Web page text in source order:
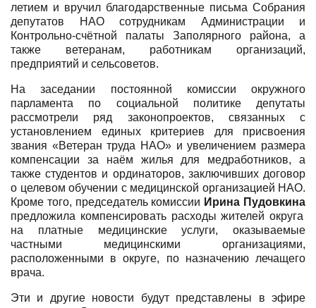
летием и вручил благодарственные письма Собрания
депутатов НАО сотрудникам Администрации и
Контрольно-счётной палаты Заполярного района, а
также ветеранам, работникам организаций,
предприятий и сельсоветов.
На заседании постоянной комиссии окружного
парламента по социальной политике депутаты
рассмотрели ряд законопроектов, связанных с
установлением единых критериев для присвоения
звания «Ветеран труда НАО» и увеличением размера
компенсации за наём жилья для медработников, а
также студентов и ординаторов, заключивших договор
о целевом обучении с медицинской организацией НАО.
Кроме того, председатель комиссии Ирина Пудовкина
предложила компенсировать расходы жителей округа
на платные медицинские услуги, оказываемые
частными медицинскими организациями,
расположенными в округе, по назначению лечащего
врача.
Эти и другие новости будут представлены в эфире